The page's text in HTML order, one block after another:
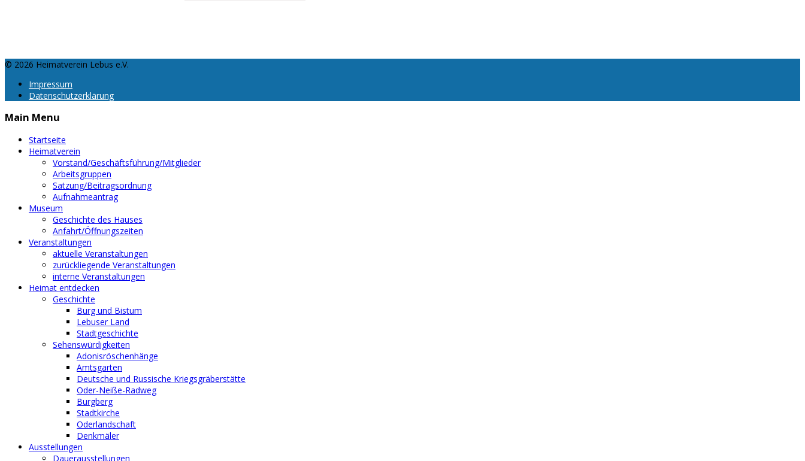
© 2026 Heimatverein Lebus e.V.
Impressum
Datenschutzerklärung
Main Menu
Startseite
Heimatverein
Vorstand/Geschäftsführung/Mitglieder
Arbeitsgruppen
Satzung/Beitragsordnung
Aufnahmeantrag
Museum
Geschichte des Hauses
Anfahrt/Öffnungszeiten
Veranstaltungen
aktuelle Veranstaltungen
zurückliegende Veranstaltungen
interne Veranstaltungen
Heimat entdecken
Geschichte
Burg und Bistum
Lebuser Land
Stadtgeschichte
Sehenswürdigkeiten
Adonisröschenhänge
Amtsgarten
Deutsche und Russische Kriegsgräberstätte
Oder-Neiße-Radweg
Burgberg
Stadtkirche
Oderlandschaft
Denkmäler
Ausstellungen
Dauerausstellungen